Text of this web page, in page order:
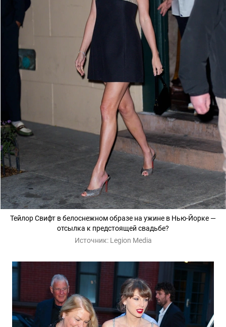
Тейлор Свифт в белоснежном образе на ужине в Нью-Йорке —
отсылка к предстоящей свадьбе?
Источник: Legion Media